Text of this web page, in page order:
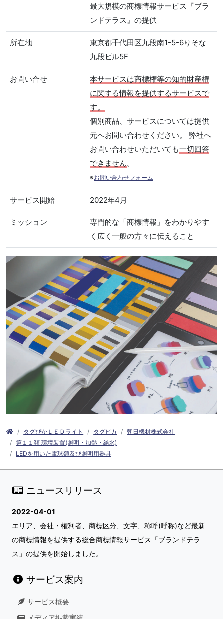
最大規模の商標情報サービス『ブラ
ンドテラス』の提供
所在地
東京都千代田区九段南1-5-6りそな
九段ビル5F
お問い合せ
本サービスは商標権等の知的財産権
に関する情報を提供するサービスで
す。
個別商品、サービスについては提供
元へお問い合わせください。 弊社へ
お問い合わせいただいても一切回答
できません。
※お問い合わせフォーム
サービス開始 2022年4月
ミッション
専門的な「商標情報」をわかりやす
く広く一般の方々に伝えること
タグぴかＬＥＤライト タグピカ
朝日機材株式会社
第１１類 環境装置(照明・加熱・給水)
LEDを用いた電球類及び照明用器具
ニュースリリース
2022-04-01
エリア、会社・権利者、商標区分、文字、称呼(呼称)など最新
の商標情報を提供する総合商標情報サービス「ブランドテラ
ス」の提供を開始しました。
サービス案内
サービス概要